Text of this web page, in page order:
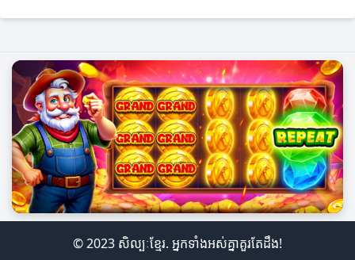
© 2023 សិល្បៈខ្មែរ. អ្នកទាំងអស់គ្នាគួរតែដឹង!